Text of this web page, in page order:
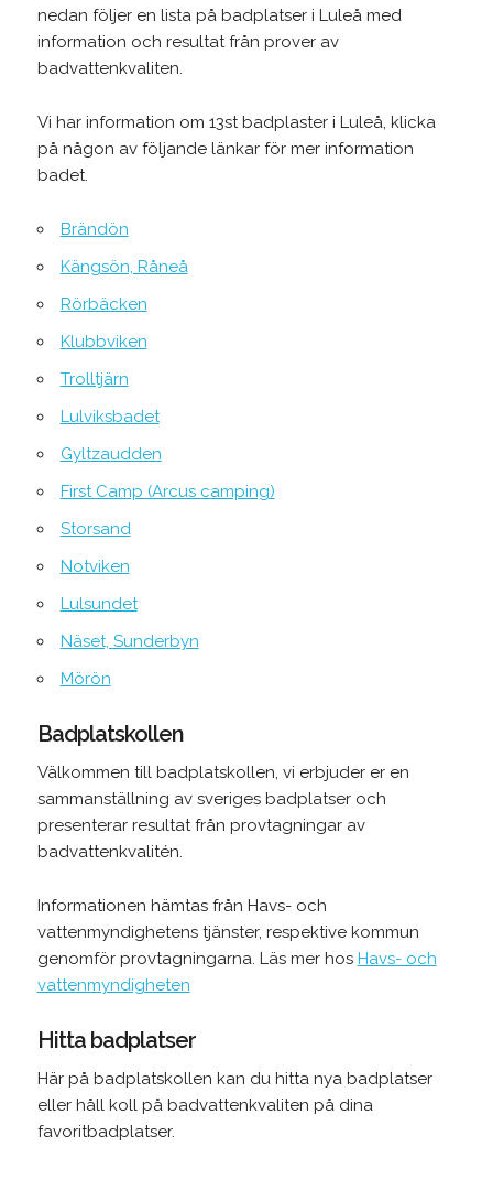
nedan följer en lista på badplatser i Luleå med
information och resultat från prover av
badvattenkvaliten.
Vi har information om 13st badplaster i Luleå, klicka
på någon av följande länkar för mer information
badet.
Brändön
Kängsön, Råneå
Rörbäcken
Klubbviken
Trolltjärn
Lulviksbadet
Gyltzaudden
First Camp (Arcus camping)
Storsand
Notviken
Lulsundet
Näset, Sunderbyn
Mörön
Badplatskollen
Välkommen till badplatskollen, vi erbjuder er en
sammanställning av sveriges badplatser och
presenterar resultat från provtagningar av
badvattenkvalitén.
Informationen hämtas från Havs- och
vattenmyndighetens tjänster, respektive kommun
genomför provtagningarna. Läs mer hos Havs- och
vattenmyndigheten
Hitta badplatser
Här på badplatskollen kan du hitta nya badplatser
eller håll koll på badvattenkvaliten på dina
favoritbadplatser.